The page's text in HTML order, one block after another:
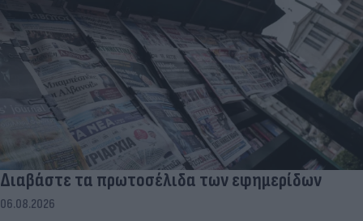
Διαβάστε τα πρωτοσέλιδα των εφημερίδων
06.08.2026